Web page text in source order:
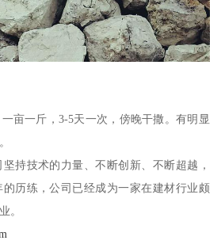
亩一斤，3-5天一次，傍晚干撒。有明显
持技术的力量、不断创新、不断超越，
历练，公司已经成为一家在建材行业颇
。